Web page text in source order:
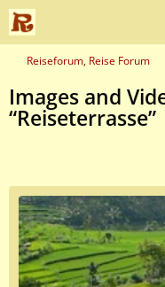
Reiseforum, Reise Forum
Images and
“Reiseterrasse”